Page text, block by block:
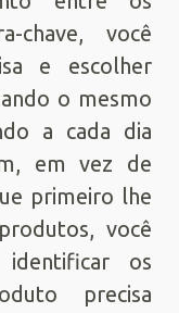
chave, você
e escolher
o mesmo
a cada dia
em vez de
primeiro lhe
você
os
precisa